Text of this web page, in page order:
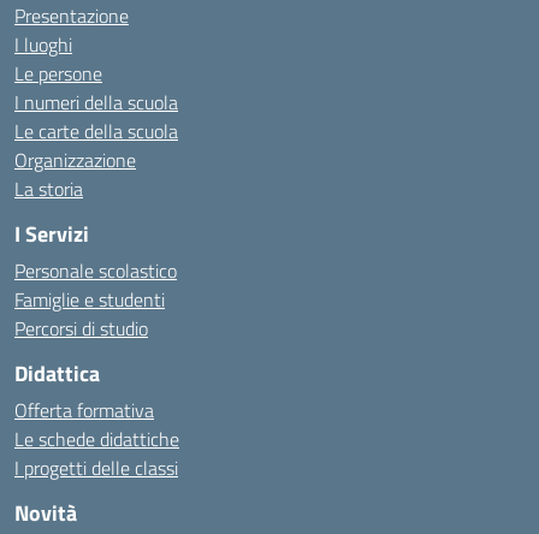
Presentazione
I luoghi
Le persone
I numeri della scuola
Le carte della scuola
Organizzazione
La storia
I Servizi
Personale scolastico
Famiglie e studenti
Percorsi di studio
Didattica
Offerta formativa
Le schede didattiche
I progetti delle classi
Novità